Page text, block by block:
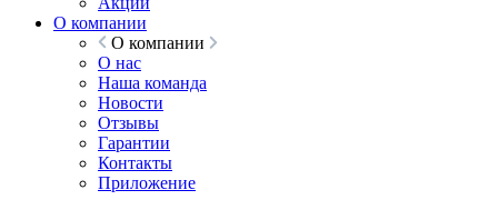
О компании
О компании
О нас
Наша команда
Новости
Отзывы
Гарантии
Контакты
Приложение